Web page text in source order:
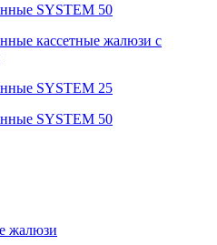
SYSTEM 50
кассетные жалюзи с
SYSTEM 25
SYSTEM 50
жалюзи